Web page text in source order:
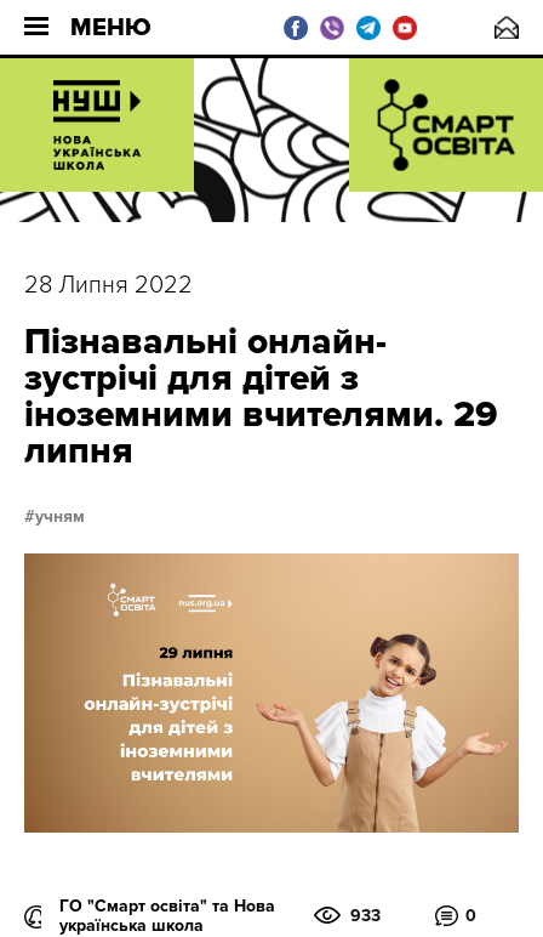
МЕНЮ
28 Липня 2022
Пізнавальні онлайн-
зустрічі для дітей з
іноземними вчителями. 29
липня
учням
ГО "Смарт освіта" та Нова
українська школа
933 0